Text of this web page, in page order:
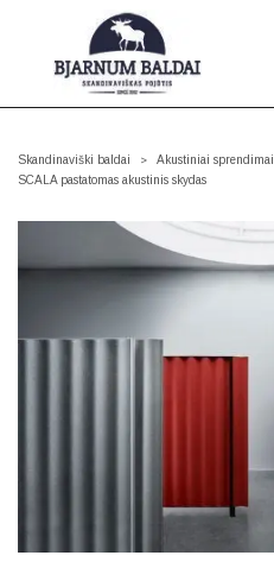
Skandinaviški baldai > Akustiniai sprendimai
SCALA pastatomas akustinis skydas